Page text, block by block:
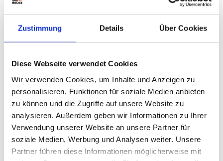
Zustimmung Details Über Cookies
Diese Webseite verwendet Cookies
Wir verwenden Cookies, um Inhalte und Anzeigen zu
personalisieren, Funktionen für soziale Medien anbieten
zu können und die Zugriffe auf unsere Website zu
analysieren. Außerdem geben wir Informationen zu Ihrer
Verwendung unserer Website an unsere Partner für
soziale Medien, Werbung und Analysen weiter. Unsere
Partner führen diese Informationen möglicherweise mit
Nutze Tools wie
Semrush, Sistrix oder AWR, um Veränderungen frühzeitig zu
Analysiere Traffic- und Conversion-Daten:Untersuche, ob
die Volatilität Auswirkungen auf Deine Besucherzahlen und
wichtigsten Seiten weiterhin in Google indexiert sind. Nutze
die Google Search Console, um Probleme zu identifizieren.
Konzentriere Dich auf hochwertige Inhalte:
Algorithmus-
Updates belohnen in der Regel Inhalte, die einen Mehrwert
für Nutzer bieten.
Berücksichtige potenzielle Auswirkungen von Core
Updates:
Das letzte Core Update vom 27. März bis 8. April
2026 könnte noch nachwirken.Google-Algorithmus
Änderungen können erhebliche Folgen haben.